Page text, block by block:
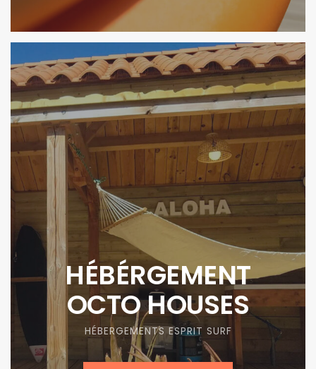
HÉBÉRGEMENT
OCTO HOUSES
HÉBERGEMENTS ESPRIT SURF